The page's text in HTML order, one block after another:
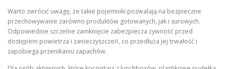
Warto zwrócić uwagę, że takie pojemniki pozwalają na bezpieczne
przechowywanie zarówno produktów gotowanych, jak i surowych.
Odpowiednie szczelne zamknięcie zabezpiecza żywność przed
dostępem powietrza i zanieczyszczeń, co przedłuża jej trwałość i
zapobiega przenikaniu zapachów.